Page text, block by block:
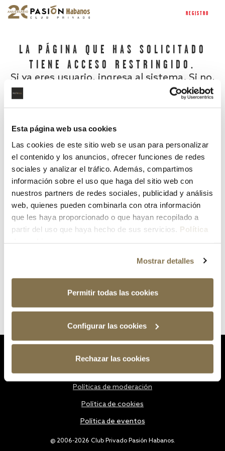
Esta página web usa cookies
Las cookies de este sitio web se usan para personalizar
el contenido y los anuncios, ofrecer funciones de redes
sociales y analizar el tráfico. Además, compartimos
información sobre el uso que haga del sitio web con
nuestros partners de redes sociales, publicidad y análisis
web, quienes pueden combinarla con otra información
que les haya proporcionado o que hayan recopilado a
partir del uso que haya hecho de sus servicios. Política
Mostrar detalles
Permitir todas las cookies
Configurar las cookies
Rechazar las cookies
REGISTRO
LA PÁGINA QUE HAS SOLICITADO
TIENE ACCESO RESTRINGIDO.
Si ya eres usuario, ingresa al sistema. Si no,
¿Has olvidado tu contraseña?
@ 2006-2026 Club Privado Pasión Habanos.
Políticas de moderación
Política de cookies
Política de eventos